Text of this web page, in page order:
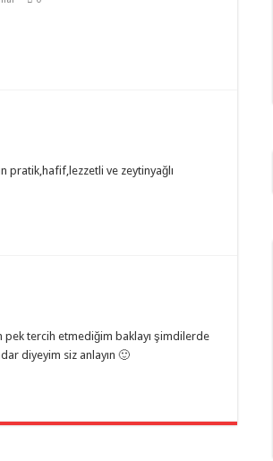
pratik,hafif,lezzetli ve zeytinyağlı
pek tercih etmediğim baklayı şimdilerde
diyeyim siz anlayın 🙂